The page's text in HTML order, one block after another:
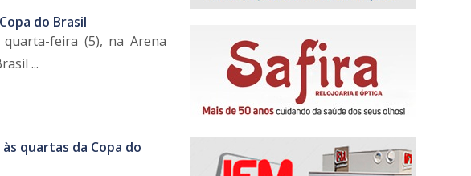
do Brasil
feira (5), na Arena
...
quartas da Copa do